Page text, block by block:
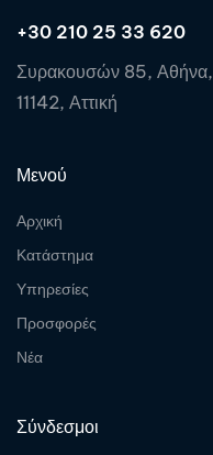
+30 210 25 33 620
Συρακουσών 85, Αθήνα,
11142, Αττική
Μενού
Αρχική
Κατάστημα
Υπηρεσίες
Προσφορές
Νέα
Σύνδεσμοι